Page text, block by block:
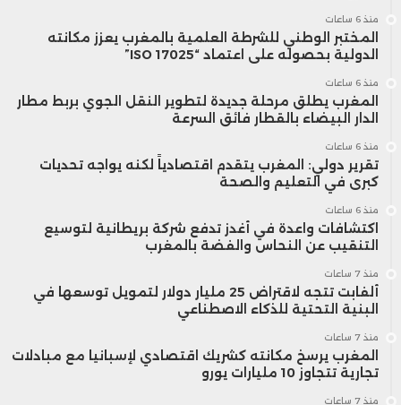
منذ 6 ساعات
المختبر الوطني للشرطة العلمية بالمغرب يعزز مكانته
الدولية بحصوله على اعتماد “ISO 17025”
منذ 6 ساعات
المغرب يطلق مرحلة جديدة لتطوير النقل الجوي بربط مطار
الدار البيضاء بالقطار فائق السرعة
منذ 6 ساعات
تقرير دولي: المغرب يتقدم اقتصادياً لكنه يواجه تحديات
كبرى في التعليم والصحة
منذ 6 ساعات
اكتشافات واعدة في أغدز تدفع شركة بريطانية لتوسيع
التنقيب عن النحاس والفضة بالمغرب
منذ 7 ساعات
ألفابت تتجه لاقتراض 25 مليار دولار لتمويل توسعها في
البنية التحتية للذكاء الاصطناعي
منذ 7 ساعات
المغرب يرسخ مكانته كشريك اقتصادي لإسبانيا مع مبادلات
تجارية تتجاوز 10 مليارات يورو
منذ 7 ساعات